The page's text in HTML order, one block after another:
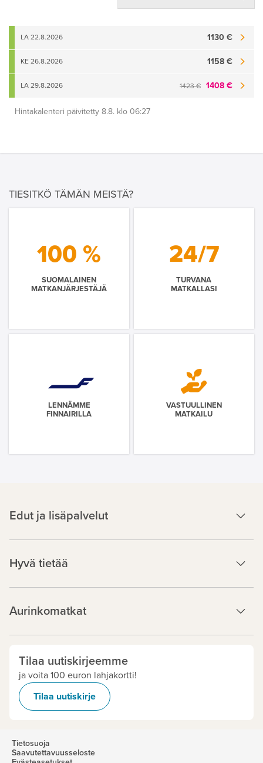
1130 €
LA 22.8.2026
1158 €
KE 26.8.2026
1423 € 1408 €
LA 29.8.2026
Hintakalenteri päivitetty 8.8. klo 06:27
TIESITKÖ TÄMÄN MEISTÄ?
100 %
SUOMALAINEN
MATKANJÄRJESTÄJÄ
24/7
TURVANA
MATKALLASI
LENNÄMME
FINNAIRILLA
VASTUULLINEN
MATKAILU
Edut ja lisäpalvelut
Hyvä tietää
Aurinkomatkat
Tilaa uutiskirjeemme
ja voita 100 euron lahjakortti!
Tilaa uutiskirje
Tietosuoja
Saavutettavuusseloste